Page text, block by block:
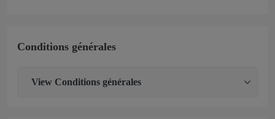
Conditions générales
View Conditions générales